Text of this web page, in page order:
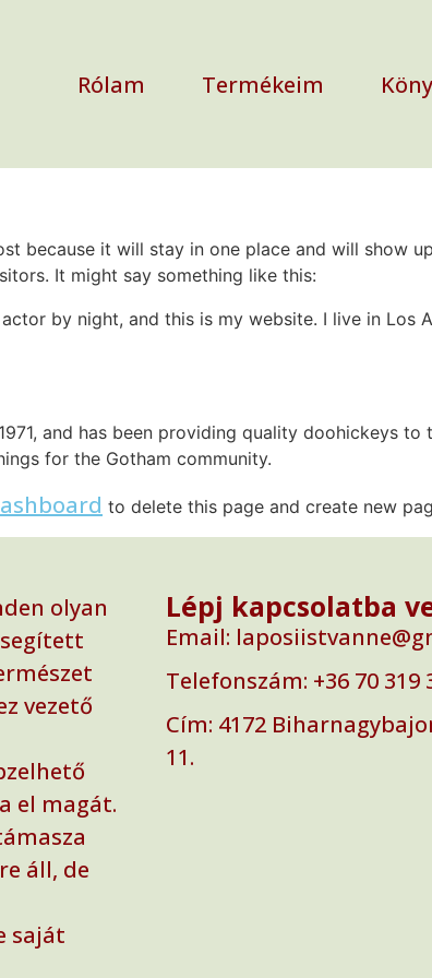
Rólam Termékeim
because it will stay in one place and will show
It might say something like this:
by night, and this is my website. I live in
and has been providing quality doohickeys
for the Gotham community.
to delete this page and create new
olyan
vezető
el magát.
áll, de
saját
Lépj kapcsolatba
Email:
Telefonszám: ‭+36 70 319
Cím: ‭4172
11.